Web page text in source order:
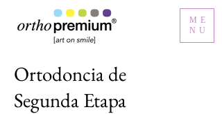
ME
NU
Ortodoncia de
Segunda Etapa